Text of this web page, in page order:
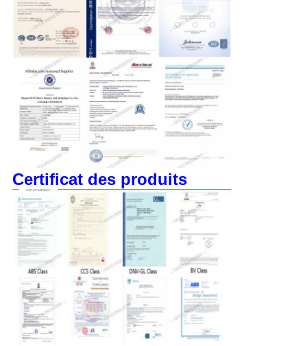
Certificat des produits